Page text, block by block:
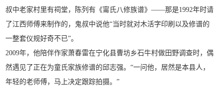
叔中老家村里有祠堂，陈列有《甯氏八修族谱》——那是1992年时请
了江西师傅来制作的，鬼叔中说他“当时就对木活字印刷以及修谱的
一整套仪规好奇不已”。
2009年，他陪伴作家萧春雷在宁化县曹坊乡石牛村做田野调查时，偶
然遇见了正在为童氏家族修谱的邱志强。“一问他，居然是本县人，
年轻的老师傅，马上决定跟踪拍摄。”